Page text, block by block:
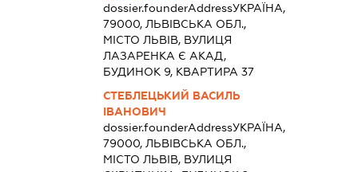
dossier.founderAddressУКРАЇНА,
79000, ЛЬВІВСЬКА ОБЛ.,
МІСТО ЛЬВІВ, ВУЛИЦЯ
ЛАЗАРЕНКА Є АКАД,
БУДИНОК 9, КВАРТИРА 37
СТЕБЛЕЦЬКИЙ ВАСИЛЬ
ІВАНОВИЧ
dossier.founderAddressУКРАЇНА,
79000, ЛЬВІВСЬКА ОБЛ.,
МІСТО ЛЬВІВ, ВУЛИЦЯ